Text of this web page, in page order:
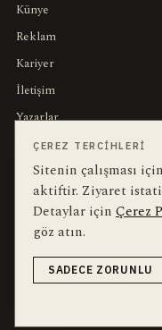
Künye
Reklam
Kariyer
İletişim
Yazarlar
Muhabirler
Editörler
YEREL ARANANLAR
İnegöl inegol-belediyesi
Güncel
Haberler bursa-
ÇEREZ TERCIHLERI
Sitenin çalışması
aktiftir. Ziyaret
Detaylar için Çerez
göz atın.
SADECE ZORUNLU